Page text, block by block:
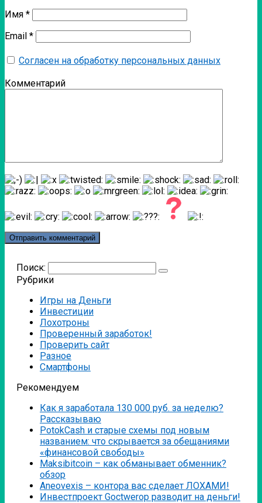
Имя *
Email *
Согласен на обработку персональных данных
Комментарий
Поиск:
Рубрики
Игры на Деньги
Инвестиции
Лохотроны
Проверенный заработок!
Проверить сайт
Разное
Смартфоны
Рекомендуем
Как я заработала 130 000 руб. за неделю?
Рассказываю
PotokCash и старые схемы под новым
названием: что скрывается за обещаниями
«финансовой свободы»
Мaksibitcoin – как обманывает обменник?
обзор
Аneovexis – контора вас сделает ЛОХАМИ!
Инвестпроект Goctwerop разводит на деньги!